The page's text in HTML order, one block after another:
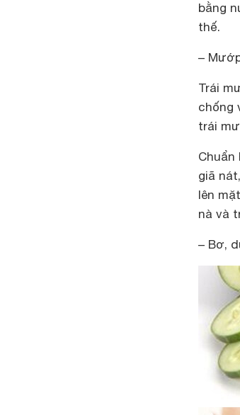
bằng
thế.
–
Trái
chống
trái
giã
lên
nà và
– Bơ,